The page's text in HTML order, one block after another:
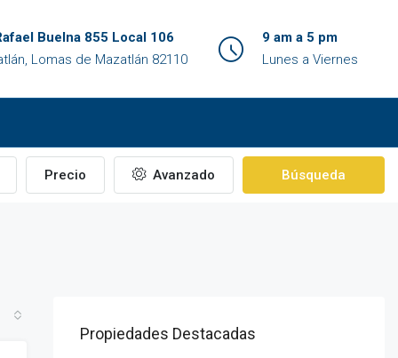
Buelna 855 Local 106
Lomas de Mazatlán 82110
9 am a 5 pm
Lunes a Viernes
Precio Avanzado Búsqueda
Propiedades Destacadas